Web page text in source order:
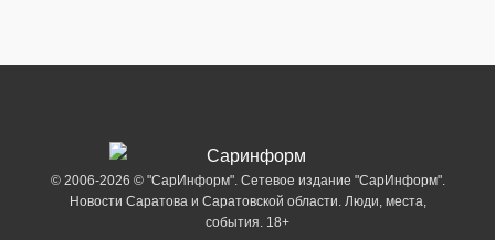
© 2006-2026 © "СарИнформ". Сетевое издание "СарИнформ".
Новости Саратова и Саратовской области. Люди, места,
события. 18+